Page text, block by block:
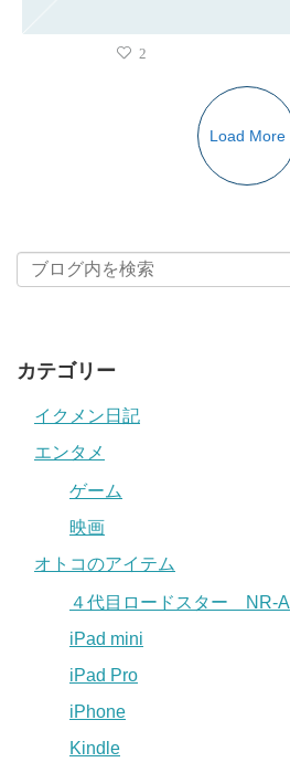
2
Load More
カテゴリー
イクメン日記
エンタメ
ゲーム
映画
オトコのアイテム
４代目ロードスター NR-A
iPad mini
iPad Pro
iPhone
Kindle